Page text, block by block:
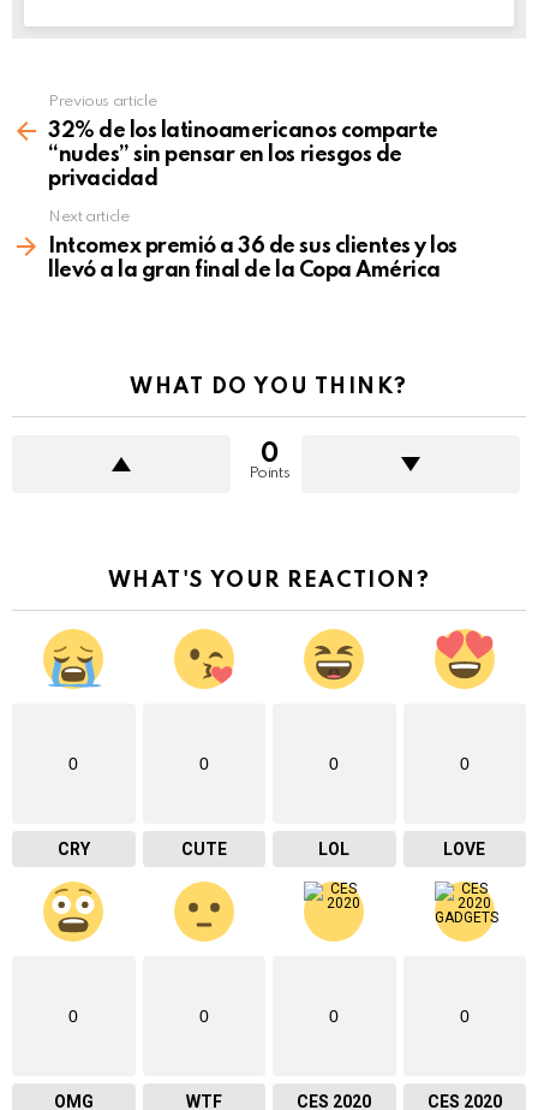
more
Previous article
32% de los latinoamericanos comparte
“nudes” sin pensar en los riesgos de
privacidad
Next article
Intcomex premió a 36 de sus clientes y los
llevó a la gran final de la Copa América
WHAT DO YOU THINK?
0
Points
WHAT'S YOUR REACTION?
0
CRY
0
CUTE
0
LOL
0
LOVE
0
OMG
0
WTF
0
CES 2020
0
CES 2020